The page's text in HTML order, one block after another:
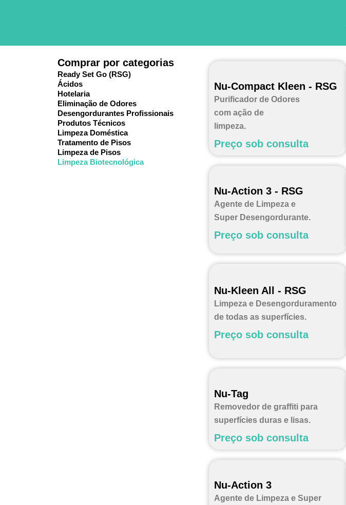
Comprar por categorias
Ready Set Go (RSG)
Ácidos
Hotelaria
Eliminação de Odores
Desengordurantes Profissionais
Produtos Técnicos
Limpeza Doméstica
Tratamento de Pisos
Limpeza de Pisos
Limpeza Biotecnológica
Nu-Compact Kleen - RSG
Purificador de Odores
com ação de
limpeza.
Preço sob consulta
Nu-Action 3 - RSG
Agente de Limpeza e
Super Desengordurante.
Preço sob consulta
Nu-Kleen All - RSG
Limpeza e Desengorduramento
de todas as superfícies.
Preço sob consulta
Nu-Tag
Removedor de graffiti para
superfícies duras e lisas.
Preço sob consulta
Nu-Action 3
Agente de Limpeza e Super